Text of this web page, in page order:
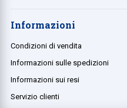
Informazioni
Condizioni di vendita
Informazioni sulle spedizioni
Informazioni sui resi
Servizio clienti